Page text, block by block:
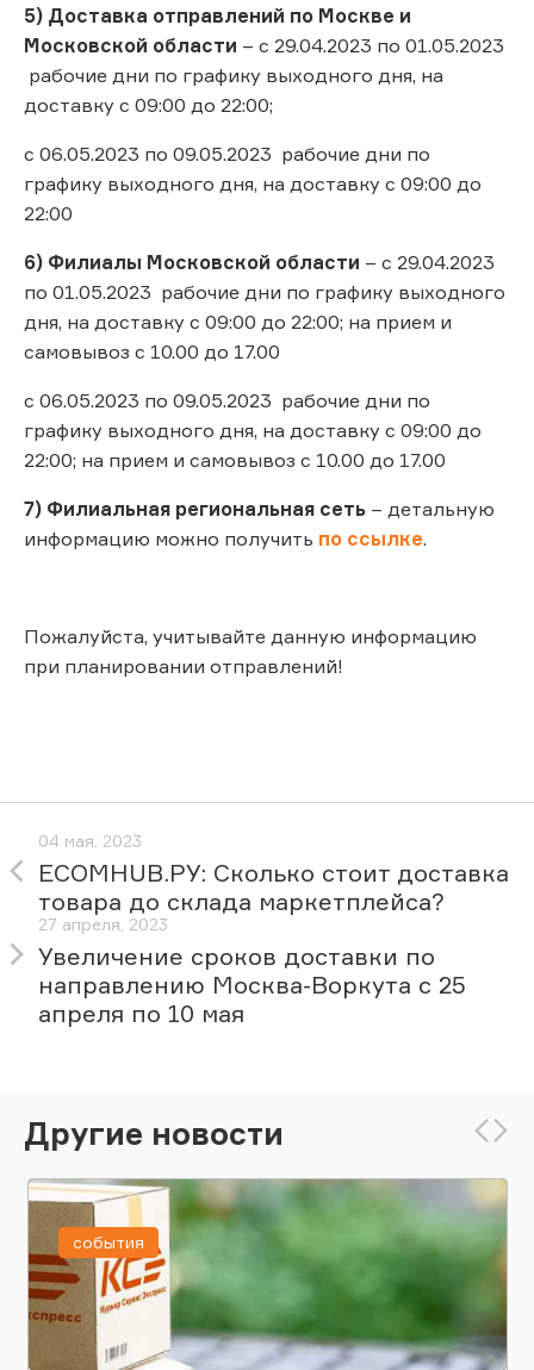
5) Доставка отправлений по Москве и
Московской области – с 29.04.2023 по 01.05.2023
рабочие дни по графику выходного дня, на
доставку с 09:00 до 22:00;
с 06.05.2023 по 09.05.2023 рабочие дни по
графику выходного дня, на доставку с 09:00 до
22:00
6) Филиалы Московской области – с 29.04.2023
по 01.05.2023 рабочие дни по графику выходного
дня, на доставку с 09:00 до 22:00; на прием и
самовывоз с 10.00 до 17.00
с 06.05.2023 по 09.05.2023 рабочие дни по
графику выходного дня, на доставку с 09:00 до
22:00; на прием и самовывоз с 10.00 до 17.00
7) Филиальная региональная сеть – детальную
информацию можно получить по ссылке.
Пожалуйста, учитывайте данную информацию
при планировании отправлений!
04 мая, 2023
ECOMHUB.РУ: Сколько стоит доставка
товара до склада маркетплейса?
27 апреля, 2023
Увеличение сроков доставки по
направлению Москва-Воркута с 25
апреля по 10 мая
Другие новости
события